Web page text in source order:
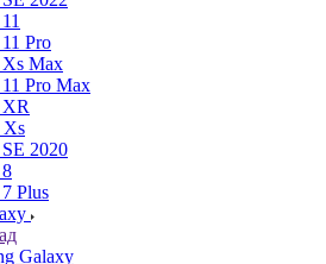
Pro
Xs Max
Pro Max
XR
Xs
2020
Plus
Galaxy